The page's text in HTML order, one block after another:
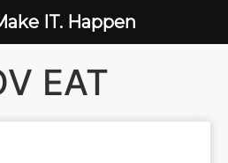
EAT
IT. Happen